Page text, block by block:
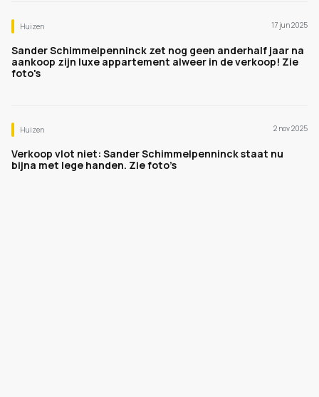
Huizen 17 jun 2025
Sander Schimmelpenninck zet nog geen anderhalf jaar na
aankoop zijn luxe appartement alweer in de verkoop! Zie
foto's
Huizen 2 nov 2025
Verkoop vlot niet: Sander Schimmelpenninck staat nu
bijna met lege handen. Zie foto’s